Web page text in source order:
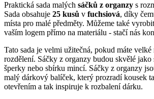
Praktická sada malých sáčků z organzy s
Sada obsahuje 25 kusů v fuchsiová, díky
místa pro malé předměty. Můžeme také
vaším logem přímo na materiálu - stačí nás
Tato sada je velmi užitečná, pokud máte
rozdělení. Sáčky z organzy budou skvělé
šperky nebo sbírku mincí. Sáčky z organzy
malý dárkový balíček, který prozradí kousek
otevřením a tak inspiruje k rozbalení dárku.